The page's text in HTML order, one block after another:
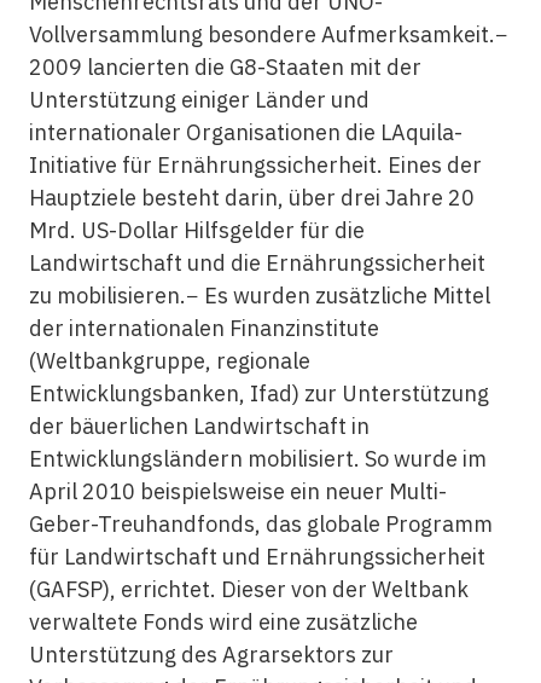
Vollversammlung besondere Aufmerksamkeit.−
2009 lancierten die G8-Staaten mit der
Unterstützung einiger Länder und
internationaler Organisationen die LAquila-
Initiative für Ernährungssicherheit. Eines der
Hauptziele besteht darin, über drei Jahre 20
Mrd. US-Dollar Hilfsgelder für die
Landwirtschaft und die Ernährungssicherheit
zu mobilisieren.− Es wurden zusätzliche Mittel
der internationalen Finanzinstitute
(Weltbankgruppe, regionale
Entwicklungsbanken, Ifad) zur Unterstützung
der bäuerlichen Landwirtschaft in
Entwicklungsländern mobilisiert. So wurde im
April 2010 beispielsweise ein neuer Multi-
Geber-Treuhandfonds, das globale Programm
für Landwirtschaft und Ernährungssicherheit
(GAFSP), errichtet. Dieser von der Weltbank
verwaltete Fonds wird eine zusätzliche
Unterstützung des Agrarsektors zur